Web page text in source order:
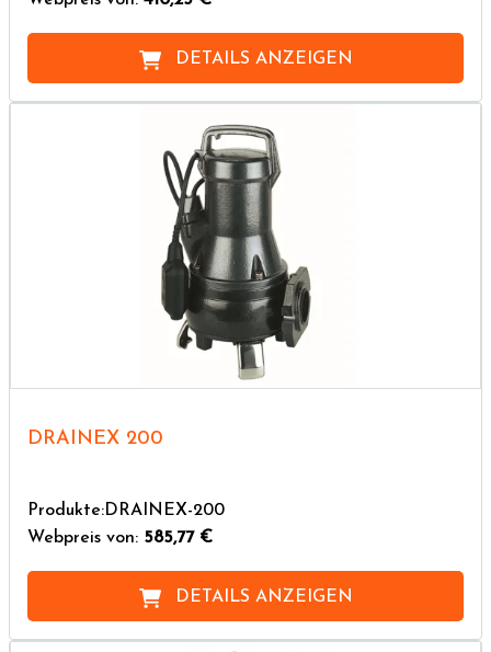
DETAILS ANZEIGEN
DRAINEX 200
Produkte:DRAINEX-200
Webpreis von: 585,77 €
DETAILS ANZEIGEN